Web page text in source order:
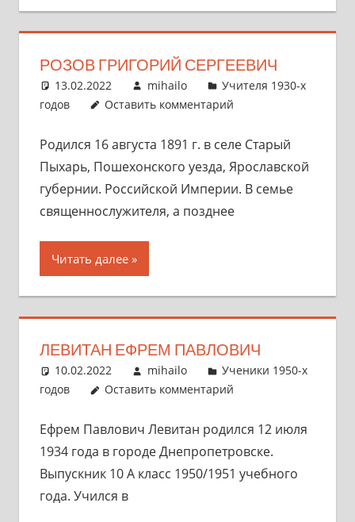
РОЗОВ ГРИГОРИЙ СЕРГЕЕВИЧ
13.02.2022 mihailo
Учителя 1930-х
годов
Оставить комментарий
Родился 16 августа 1891 г. в селе Старый
Пыхарь, Пошехонского уезда, Ярославской
губернии. Российской Империи. В семье
священнослужителя, а позднее
Читать далее
ЛЕВИТАН ЕФРЕМ ПАВЛОВИЧ
10.02.2022 mihailo
Ученики 1950-х
годов
Оставить комментарий
Ефрем Павлович Левитан родился 12 июля
1934 года в городе Днепропетровске.
Выпускник 10 А класс 1950/1951 учебного
года. Учился в